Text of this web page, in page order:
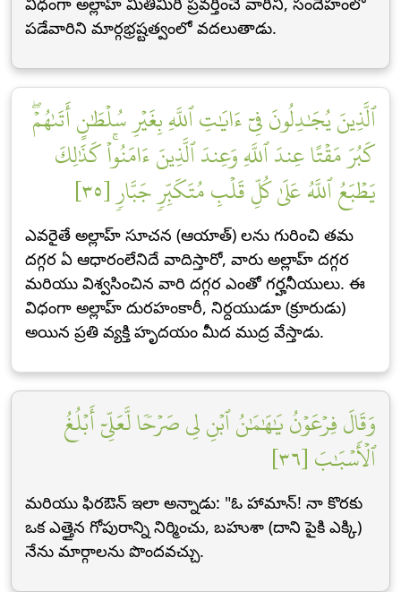
పడేవారిని మార్గభ్రష్టత్వంలో వదలుతాడు.
ٱلَّذِينَ يُجَٰدِلُونَ فِيٓ ءَايَٰتِ ٱللَّهِ بِغَيۡرِ سُلۡطَٰنٍ أَتَىٰهُمۡۖ
كَبُرَ مَقۡتًا عِندَ ٱللَّهِ وَعِندَ ٱلَّذِينَ ءَامَنُواْۚ كَذَٰلِكَ
يَطۡبَعُ ٱللَّهُ عَلَىٰ كُلِّ قَلۡبِ مُتَكَبِّرٖ جَبَّارٖ [٣٥]
ఎవరైతే అల్లాహ్ సూచన (ఆయాత్) లను గురించి తమ
దగ్గర ఏ ఆధారంలేనిదే వాదిస్తారో, వారు అల్లాహ్ దగ్గర
మరియు విశ్వసించిన వారి దగ్గర ఎంతో గర్హనీయులు. ఈ
విధంగా అల్లాహ్ దురహంకారీ, నిర్దయుడూ (క్రూరుడు)
అయిన ప్రతి వ్యక్తి హృదయం మీద ముద్ర వేస్తాడు.
وَقَالَ فِرۡعَوۡنُ يَٰهَٰمَٰنُ ٱبۡنِ لِي صَرۡحٗا لَّعَلِّيٓ أَبۡلُغُ
ٱلۡأَسۡبَٰبَ [٣٦]
మరియు ఫిరఔన్ ఇలా అన్నాడు: "ఓ హామాన్! నా కొరకు
ఒక ఎత్తైన గోపురాన్ని నిర్మించు, బహుశా (దాని పైకి ఎక్కి)
నేను మార్గాలను పొందవచ్చు.